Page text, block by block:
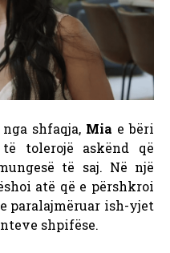
shfaqja, Mia e bëri
tolerojë askënd që
të saj. Në një
​​atë që e përshkroi
paralajmëruar ish-yjet
shpifëse.